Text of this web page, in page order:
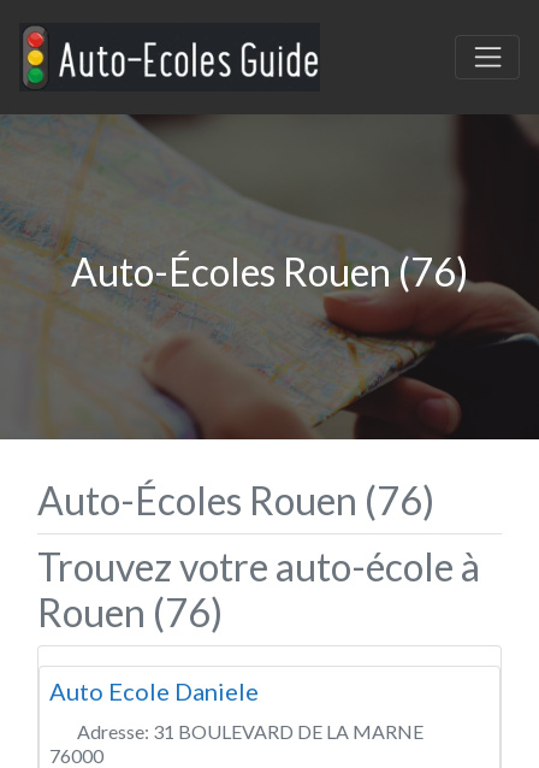
Auto-Écoles Rouen (76)
Auto-Écoles Rouen (76)
Trouvez votre auto-école à
Rouen (76)
Auto Ecole Daniele
Adresse: 31 BOULEVARD DE LA MARNE
76000